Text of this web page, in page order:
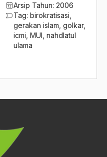
Arsip Tahun: 2006
Tag: birokratisasi
gerakan islam golkar,
icmi MUI nahdlatul
ulama